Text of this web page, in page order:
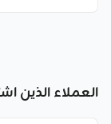
العملاء الذين